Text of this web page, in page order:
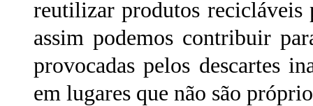
reutilizar produtos recicláveis
assim podemos contribuir
provocadas pelos descartes
em lugares que não são